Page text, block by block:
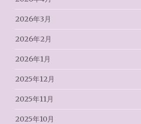
2026年3月
2026年2月
2026年1月
2025年12月
2025年11月
2025年10月